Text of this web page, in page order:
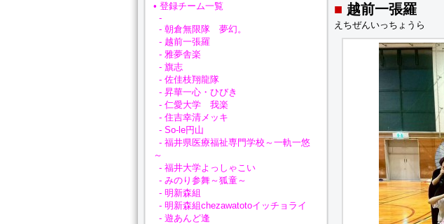
■ 越前一張羅
えちぜんいっちょうら
• 登録チーム一覧
-
- 朝倉無限隊 夢幻。
- 越前一張羅
- 雅夢舎楽
- 旗志
- 佐佳枝翔龍隊
- 昇華一心・ひびき
- 仁愛大学 我楽
- 住吉幸清メッキ
- So‐le円山
- 福井県医療福祉専門学校～一軌一悠
～
- 福井大学よっしゃこい
- みのり参舞～狐童～
- 明新森組
- 明新森組chezawatotoイッチョライ
- 遊あんど逢